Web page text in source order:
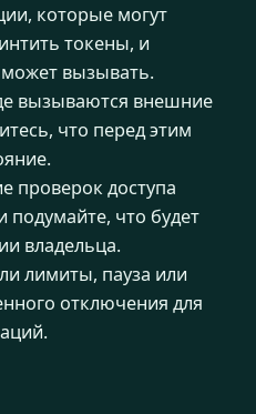
которые могут
токены, и
вызывать.
вызываются внешние
что перед этим
проверок доступа
подумайте, что будет
владельца.
лимиты, пауза или
отключения для